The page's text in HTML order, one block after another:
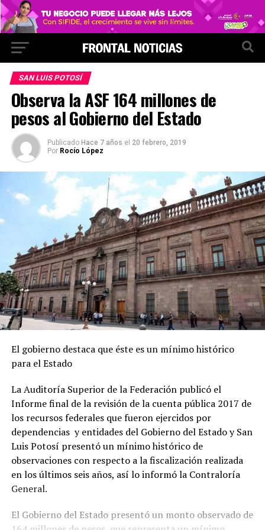
SAN LUIS POTOSÍ
Observa la ASF 164 millones de
pesos al Gobierno del Estado
Publicado Hace 7 años el 20 febrero, 2019
Por Rocío López
El gobierno destaca que éste es un mínimo histórico
para el Estado
La Auditoría Superior de la Federación publicó el
Informe final de la revisión de la cuenta pública 2017 de
los recursos federales que fueron ejercidos por
dependencias y entidades del Gobierno del Estado ySan
Luis Potosí presentó un mínimo histórico de
observaciones con respecto a la fiscalización realizada
en los últimos seis años, así lo informó la Contraloría
General.
El Gobierno del Estado presentó un monto observado de